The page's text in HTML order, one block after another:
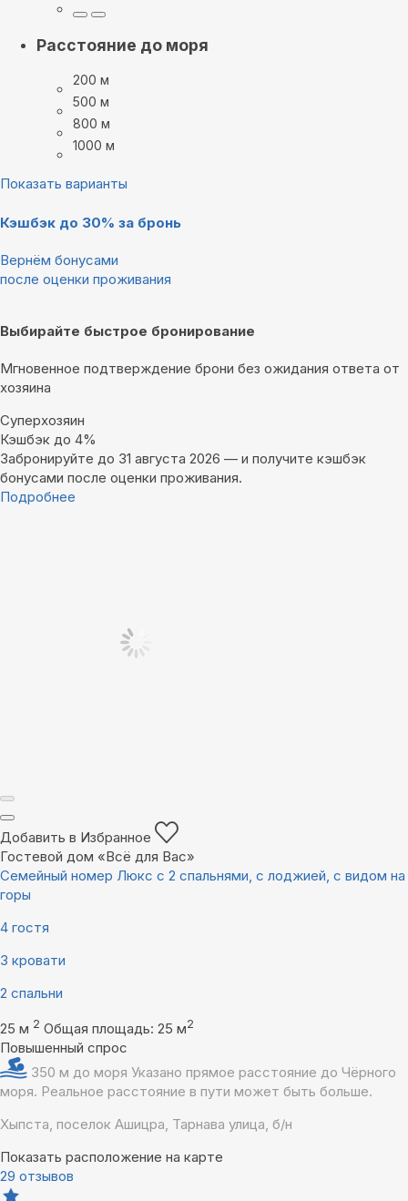
Расстояние до моря
200 м
500 м
800 м
1000 м
Показать варианты
Кэшбэк до 30% за бронь
Вернём бонусами
после оценки проживания
Выбирайте быстрое бронирование
Мгновенное подтверждение брони без ожидания ответа от
хозяина
Суперхозяин
Кэшбэк до 4%
Забронируйте до 31 августа 2026 — и получите кэшбэк
бонусами после оценки проживания.
Подробнее
Добавить в Избранное
Гостевой дом «Всё для Вас»
Семейный номер Люкс с 2 спальнями, с лоджией, с видом на
горы
4 гостя
3 кровати
2 спальни
25 м 2 Общая площадь: 25 м2
Повышенный спрос
350 м до моря Указано прямое расстояние до Чёрного
моря. Реальное расстояние в пути может быть больше.
Хыпста, поселок Ашицра, Тарнава улица, б/н
Показать расположение на карте
29 отзывов